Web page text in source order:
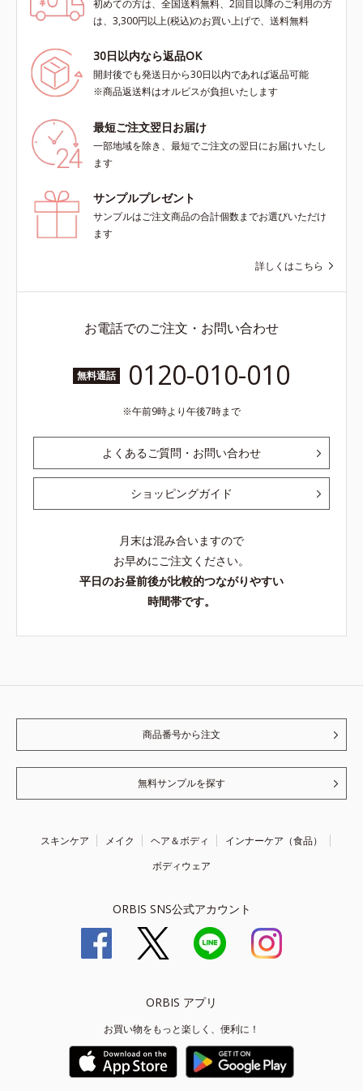
初めての方は、全国送料無料、2回目以降のご利用の方
は、3,300円以上(税込)のお買い上げで、送料無料
30日以内なら返品OK
開封後でも発送日から30日以内であれば返品可能
※商品返送料はオルビスが負担いたします
最短ご注文翌日お届け
一部地域を除き、最短でご注文の翌日にお届けいたし
ます
サンプルプレゼント
サンプルはご注文商品の合計個数までお選びいただけ
ます
詳しくはこちら
お電話でのご注文・お問い合わせ
無料通話 0120-010-010
午前9時より午後7時まで
よくあるご質問・お問い合わせ
ショッピングガイド
月末は混み合いますので
お早めにご注文ください。
平日のお昼前後が比較的つながりやすい
時間帯です。
商品番号から注文
無料サンプルを探す
スキンケア メイク ヘア＆ボディ
インナーケア（食品）
ボディウェア
ORBIS SNS公式アカウント
ORBIS アプリ
お買い物をもっと楽しく、便利に！